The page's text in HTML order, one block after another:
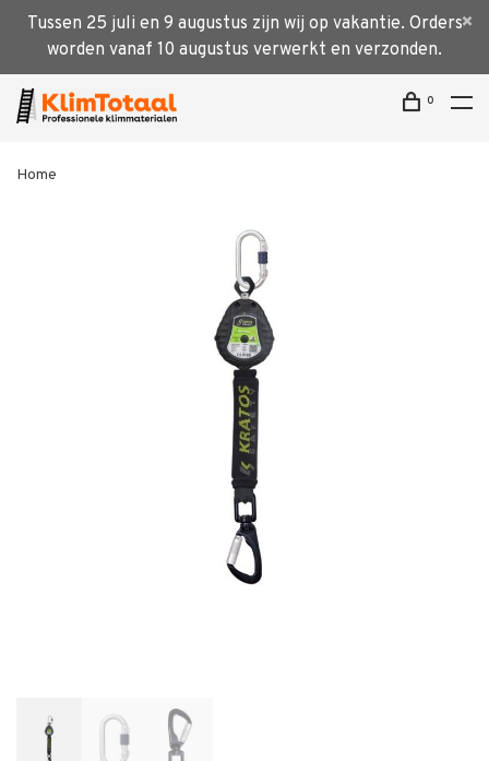
Tussen 25 juli en 9 augustus zijn wij op vakantie. Orders
worden vanaf 10 augustus verwerkt en verzonden.
0
Home